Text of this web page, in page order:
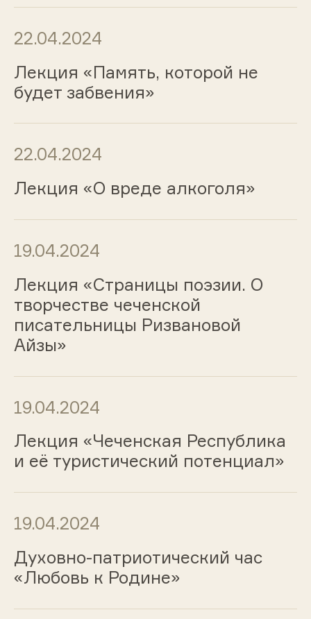
22.04.2024
Лекция «Память, которой не
будет забвения»
22.04.2024
Лекция «О вреде алкоголя»
19.04.2024
Лекция «Страницы поэзии. О
творчестве чеченской
писательницы Ризвановой
Айзы»
19.04.2024
Лекция «Чеченская Республика
и её туристический потенциал»
19.04.2024
Духовно-патриотический час
«Любовь к Родине»